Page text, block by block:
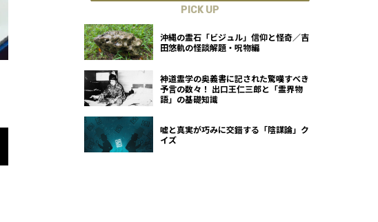
PICK UP
沖縄の霊石「ビジュル」信仰と怪奇／吉
田悠軌の怪談解題・呪物編
神道霊学の奥義書に記された驚嘆すべき
予言の数々！ 出口王仁三郎と「霊界物
語」の基礎知識
嘘と真実が巧みに交錯する「陰謀論」ク
イズ